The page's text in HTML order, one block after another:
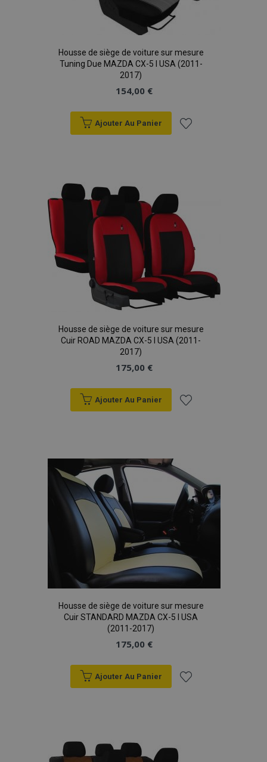
Housse de siège de voiture sur mesure
Tuning Due MAZDA CX-5 I USA (2011-
2017)
154,00 €
Ajouter Au Panier
liste
d'achats
Housse de siège de voiture sur mesure
Cuir ROAD MAZDA CX-5 I USA (2011-
2017)
175,00 €
Ajouter Au Panier
liste
d'achats
Housse de siège de voiture sur mesure
Cuir STANDARD MAZDA CX-5 I USA
(2011-2017)
175,00 €
Ajouter Au Panier
liste